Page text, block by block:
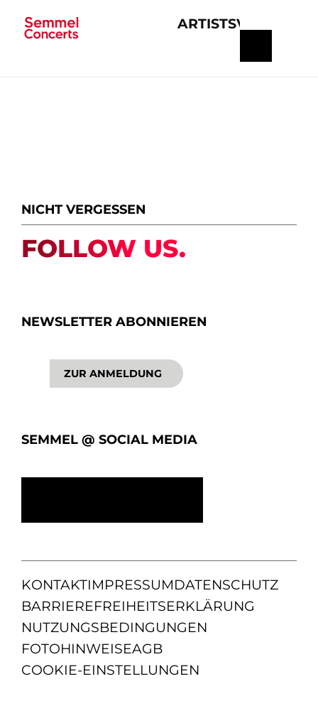
ARTISTS
NICHT VERGESSEN
FOLLOW US.
NEWSLETTER ABONNIEREN
ZUR ANMELDUNG
SEMMEL @ SOCIAL MEDIA
KONTAKTIMPRESSUMDATENSCHUTZ
BARRIEREFREIHEITSERKLÄRUNG
NUTZUNGSBEDINGUNGEN
FOTOHINWEISEAGB
COOKIE-EINSTELLUNGEN